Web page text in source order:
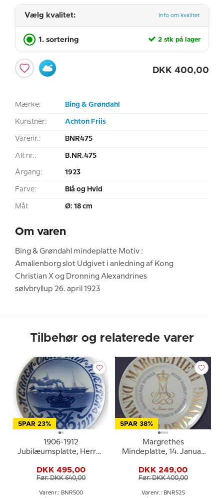
Vælg kvalitet: Info om kvalitet
1. sortering 2 stk på lager
DKK 400,00
Mærke: Bing & Grøndahl
Kunstner: Achton Friis
Varenr.: BNR475
Alt nr.: B.NR.475
Årgang: 1923
Farve: Blå og Hvid
Mål: Ø: 18 cm
Om varen
Bing & Grøndahl mindeplatte Motiv :
Amalienborg slot Udgivet i anledning af Kong
Christian X og Dronning Alexandrines
sølvbryllup 26. april 1923
Tilbehør og relaterede varer
SPAR 23%
1906-1912
Jubilæumsplatte, Herren
Grøndahl
DKK 495,00
Før: DKK 640,00
Varenr.: BNR500
SPAR 38%
Margrethes
Mindeplatte, 14. Januar
kærlighed, Danmarks
styrke, Bing & Grøndahl
DKK 249,00
Før: DKK 400,00
Varenr.: BNR525